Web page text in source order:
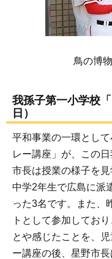
鳥の博
我孫子第一小学校
日）
平和事業の一環とし
レー講座」が、この
市長は授業の様子を見
中学2年生で広島に派
った3名です。また、
トとして参加してお
とや感じたことを、
ー講座の後、星野市